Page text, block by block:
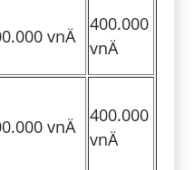
vnÄ
400.000
vnÄ
vnÄ
400.000
vnÄ